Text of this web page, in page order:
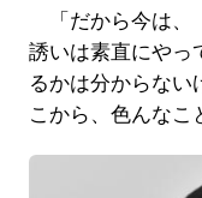
「だから今は、
誘いは素直にやっ
るかは分からない
こから、色んなこ